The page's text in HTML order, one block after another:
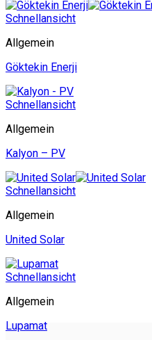
Schnellansicht
Allgemein
Göktekin Enerji
Schnellansicht
Allgemein
Kalyon – PV
Schnellansicht
Allgemein
United Solar
Schnellansicht
Allgemein
Lupamat